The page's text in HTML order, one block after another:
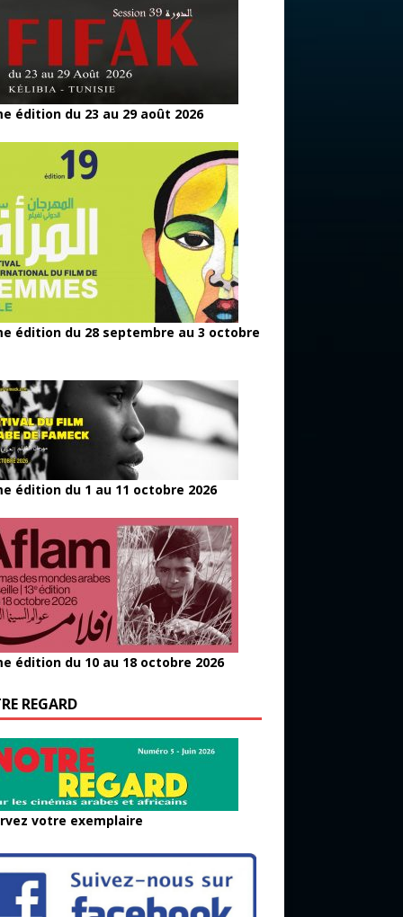
édition du 23 au 29 août 2026
édition du 28 septembre au 3 octobre
édition du 1 au 11 octobre 2026
édition du 10 au 18 octobre 2026
REGARD
votre exemplaire